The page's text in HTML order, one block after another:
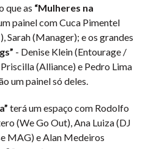
que as “Mulheres na
painel com Cuca Pimentel
Sarah (Manager); e os grandes
- Denise Klein (Entourage /
(Alliance) e Pedro Lima
um painel só deles.
terá um espaço com Rodolfo
(We Go Out), Ana Luiza (DJ
MAG) e Alan Medeiros